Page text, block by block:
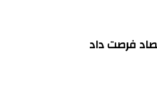
فرصت داد